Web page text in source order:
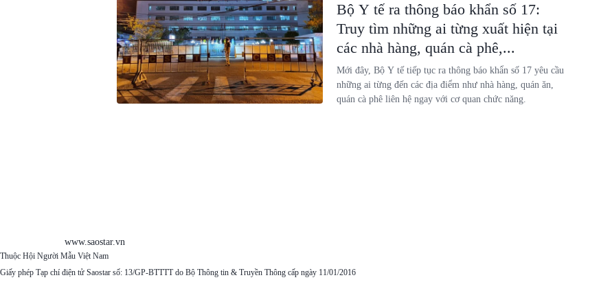
Bộ Y tế ra thông báo khẩn số 17:
Truy tìm những ai từng xuất hiện tại
các nhà hàng, quán cà phê,...
Mới đây, Bộ Y tế tiếp tục ra thông báo khẩn số 17 yêu cầu
những ai từng đến các địa điểm như nhà hàng, quán ăn,
quán cà phê liên hệ ngay với cơ quan chức năng.
www.saostar.vn
Thuộc Hội Người Mẫu Việt Nam
Giấy phép Tạp chí điện tử Saostar số: 13/GP-BTTTT do Bộ Thông tin & Truyền Thông cấp ngày 11/01/2016